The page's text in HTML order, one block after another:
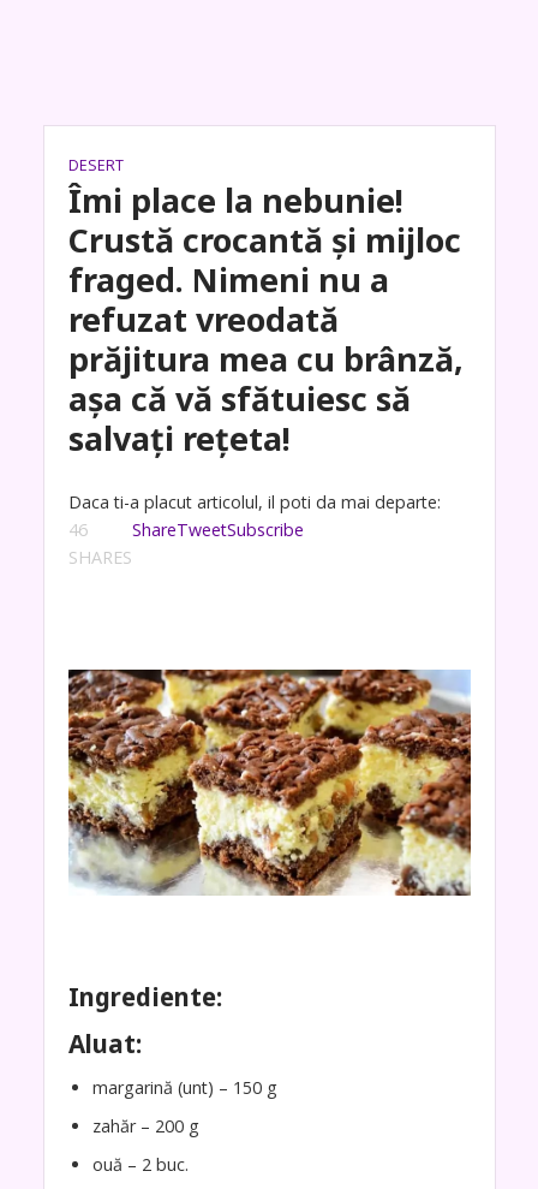
DESERT
Îmi place la nebunie!
Crustă crocantă și mijloc
fraged. Nimeni nu a
refuzat vreodată
prăjitura mea cu brânză,
așa că vă sfătuiesc să
salvați rețeta!
Daca ti-a placut articolul, il poti da mai departe:
46
SHARES
ShareTweetSubscribe
Ingrediente:
Aluat:
margarină (unt) – 150 g
zahăr – 200 g
ouă – 2 buc.